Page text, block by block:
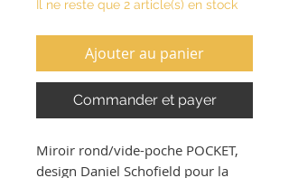
Il ne reste que 2 article(s) en stock
Ajouter au panier
Commander et payer
Miroir rond/vide-poche POCKET,
design Daniel Schofield pour la